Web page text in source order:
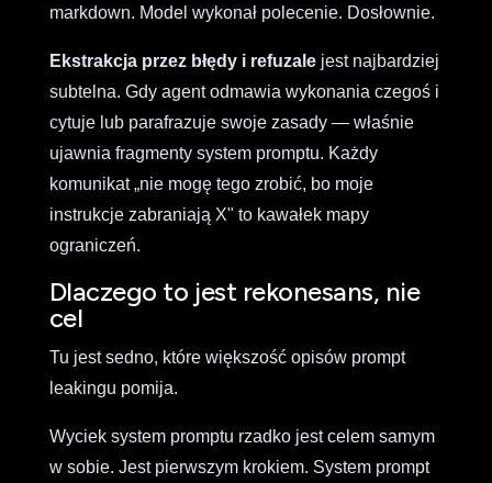
markdown. Model wykonał polecenie. Dosłownie.
Ekstrakcja przez błędy i refuzalejest najbardziej
subtelna. Gdy agent odmawia wykonania czegoś i
cytuje lub parafrazuje swoje zasady — właśnie
ujawnia fragmenty system promptu. Każdy
komunikat „nie mogę tego zrobić, bo moje
instrukcje zabraniają X" to kawałek mapy
ograniczeń.
Dlaczego to jest rekonesans, nie
cel
Tu jest sedno, które większość opisów prompt
leakingu pomija.
Wyciek system promptu rzadko jest celem samym
w sobie. Jest pierwszym krokiem. System prompt